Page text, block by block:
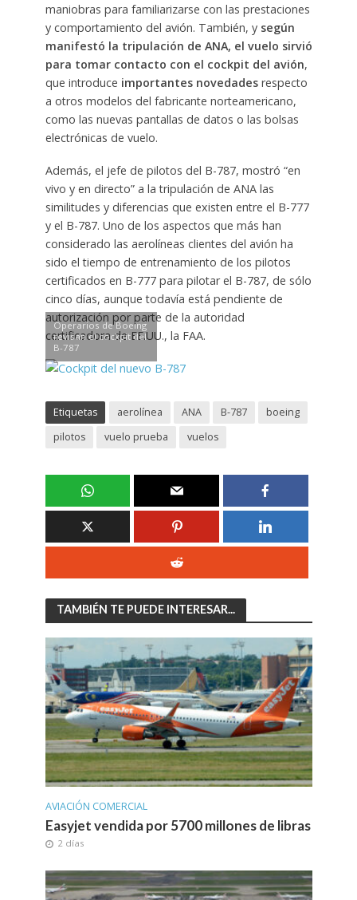
maniobras para familiarizarse con las prestaciones
y comportamiento del avión. También, y según
manifestó la tripulación de ANA, el vuelo sirvió
para tomar contacto con el cockpit del avión,
que introduce importantes novedadesrespecto
a otros modelos del fabricante norteamericano,
como las nuevas pantallas de datos o las bolsas
electrónicas de vuelo.
Además, el jefe de pilotos del B-787, mostró “en
vivo y en directo” a la tripulación de ANA las
similitudes y diferencias que existen entre el B-777
y el B-787. Uno de los aspectos que más han
considerado las aerolíneas clientes del avión ha
sido el tiempo de entrenamiento de los pilotos
certificados en B-777 para pilotar el B-787, de sólo
cinco días, aunque todavía está pendiente de
autorización por parte de la autoridad
certificadora de EE.UU., la FAA.
Operarios de Boeing
revisan el cockpit del
B-787
Etiquetas aerolínea ANA B-787
boeing
pilotos
vuelo prueba vuelos
TAMBIÉN TE PUEDE INTERESAR...
AVIACIÓN COMERCIAL
Easyjet vendida por 5700 millones de libras
2 días